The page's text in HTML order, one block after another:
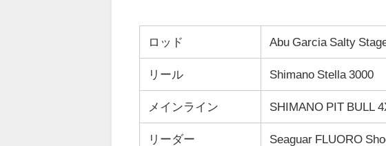
ロッド Abu Garcia Salty
リール Shimano Stella 3000
メインライン SHIMANO PIT BULL
リーダー Seaguar FLUORO